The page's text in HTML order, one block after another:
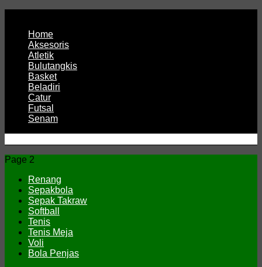
Home
Aksesoris
Atletik
Bulutangkis
Basket
Beladiri
Catur
Futsal
Senam
CV JAYA BERSAMA Co Id
Menyediakan Semua Perlengkapan Olahraga Yang
Page 2
Renang
Sepakbola
Sepak Takraw
Softball
Tenis
Tenis Meja
Voli
Bola Penjas